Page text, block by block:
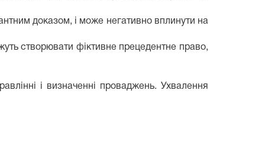
доказом, і може негативно вплинути на
створювати фіктивне прецедентне право,
і визначенні проваджень. Ухвалення